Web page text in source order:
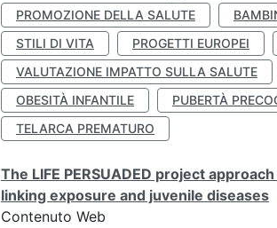
PROMOZIONE DELLA SALUTE
STILI DI VITA
PROGETTI EUROPEI
VALUTAZIONE IMPATTO SULLA SALUTE
OBESITÀ INFANTILE
PUBERTÀ
TELARCA PREMATURO
The LIFE PERSUADED project
linking exposure and juvenile diseases
Contenuto Web